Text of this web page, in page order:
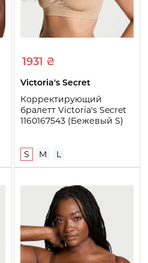
1931 ₴
Victoria's Secret
Корректирующий
бралетт Victoria's Secret
1160167543 (Бежевый S)
S M L